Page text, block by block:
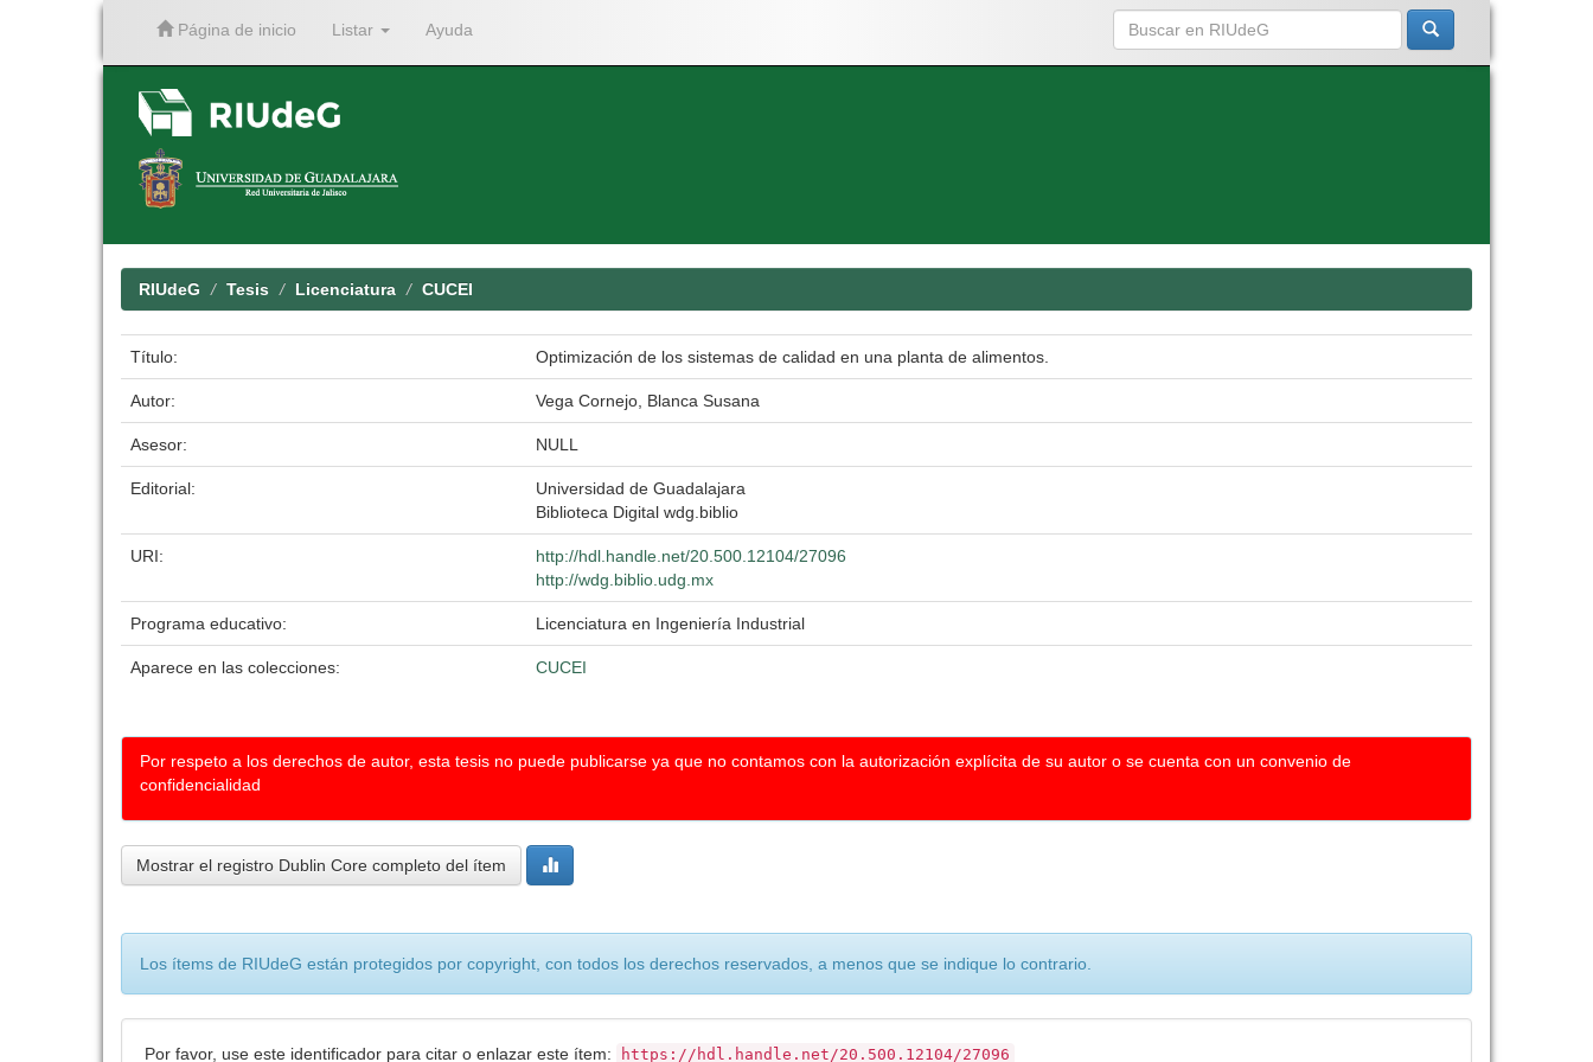
Página de inicio Listar Ayuda
RIUdeG Tesis Licenciatura CUCEI
Título: Optimización de los sistemas de calidad en una planta de alimentos.
Autor: Vega Cornejo, Blanca Susana
Asesor: NULL
Editorial:
Universidad de Guadalajara
Biblioteca Digital wdg.biblio
URI:
http://hdl.handle.net/20.500.12104/27096
http://wdg.biblio.udg.mx
Programa educativo: Licenciatura en Ingeniería Industrial
Aparece en las colecciones: CUCEI
Por respeto a los derechos de autor, esta tesis no puede publicarse ya que no contamos con la autorización explícita de su autor o se cuenta con un convenio de
confidencialidad
Mostrar el registro Dublin Core completo del ítem
Los ítems de RIUdeG están protegidos por copyright, con todos los derechos reservados, a menos que se indique lo contrario.
Por favor, use este identificador para citar o enlazar este ítem: https://hdl.handle.net/20.500.12104/27096